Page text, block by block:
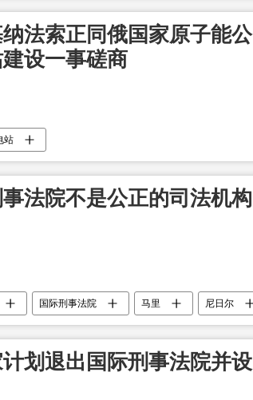
法索正同俄国家原子能公
设一事磋商
站
法院不是公正的司法机构
国际刑事法院 马里 尼日尔
划退出国际刑事法院并设